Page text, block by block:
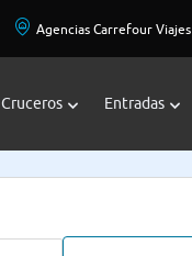
Agencias Carrefour Viajes
Cruceros Entradas